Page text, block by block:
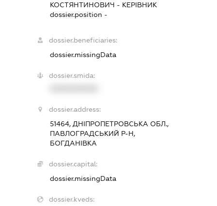
КОСТЯНТИНОВИЧ - КЕРІВНИК
dossier.position -
dossier.beneficiaries:
dossier.missingData
dossier.smida:
dossier.address:
51464, ДНІПРОПЕТРОВСЬКА ОБЛ.,
ПАВЛОГРАДСЬКИЙ Р-Н,
БОГДАНІВКА
dossier.capital:
dossier.missingData
dossier.kveds: